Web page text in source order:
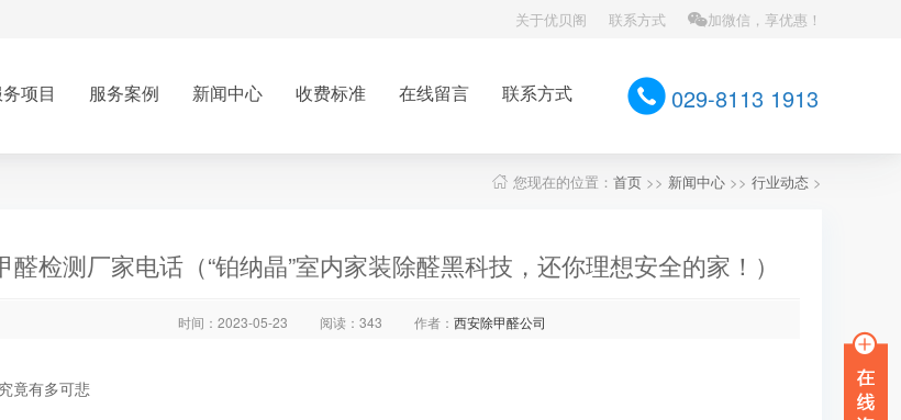
关于优贝阁 联系方式 加微信，享优惠！
项目 服务案例 新闻中心 收费标准 在线留言 联系方式 029-8113 1913
您现在的位置： 首页 >> 新闻中心 >> 行业动态 >
醛检测厂家电话（“铂纳晶”室内家装除醛黑科技，还你理想安全的家！）
时间：2023-05-23 阅读：343 作者： 西安除甲醛公司
竟有多可悲